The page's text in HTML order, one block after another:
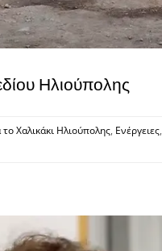
Ηλιούπολης
Χαλικάκι Ηλιούπολης, Ενέργειες,